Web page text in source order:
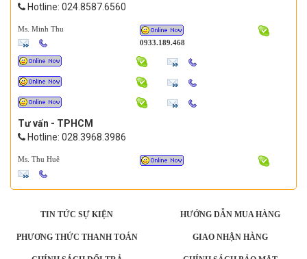
Hotline: 024.8587.6560
Ms. Minh Thu
0933.189.468
Tư vấn - TPHCM
Hotline: 028.3968.3986
Ms. Thu Huê
TIN TỨC SỰ KIỆN HƯỚNG DẪN MUA HÀNG
PHƯƠNG THỨC THANH TOÁN GIAO NHẬN HÀNG